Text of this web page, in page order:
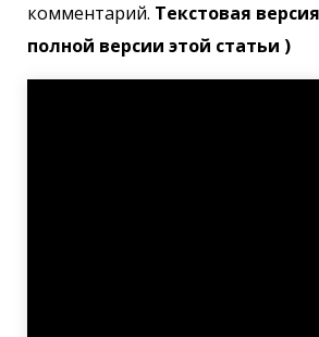
комментарий. Текстовая
полной версии этой статьи )